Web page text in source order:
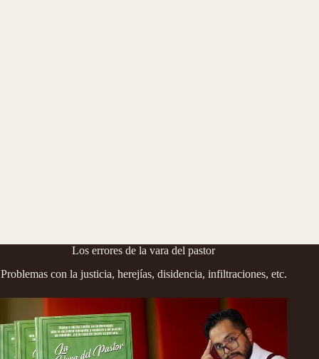
Los errores de la vara del pastor
Problemas con la justicia, herejías, disidencia, infiltraciones, etc.